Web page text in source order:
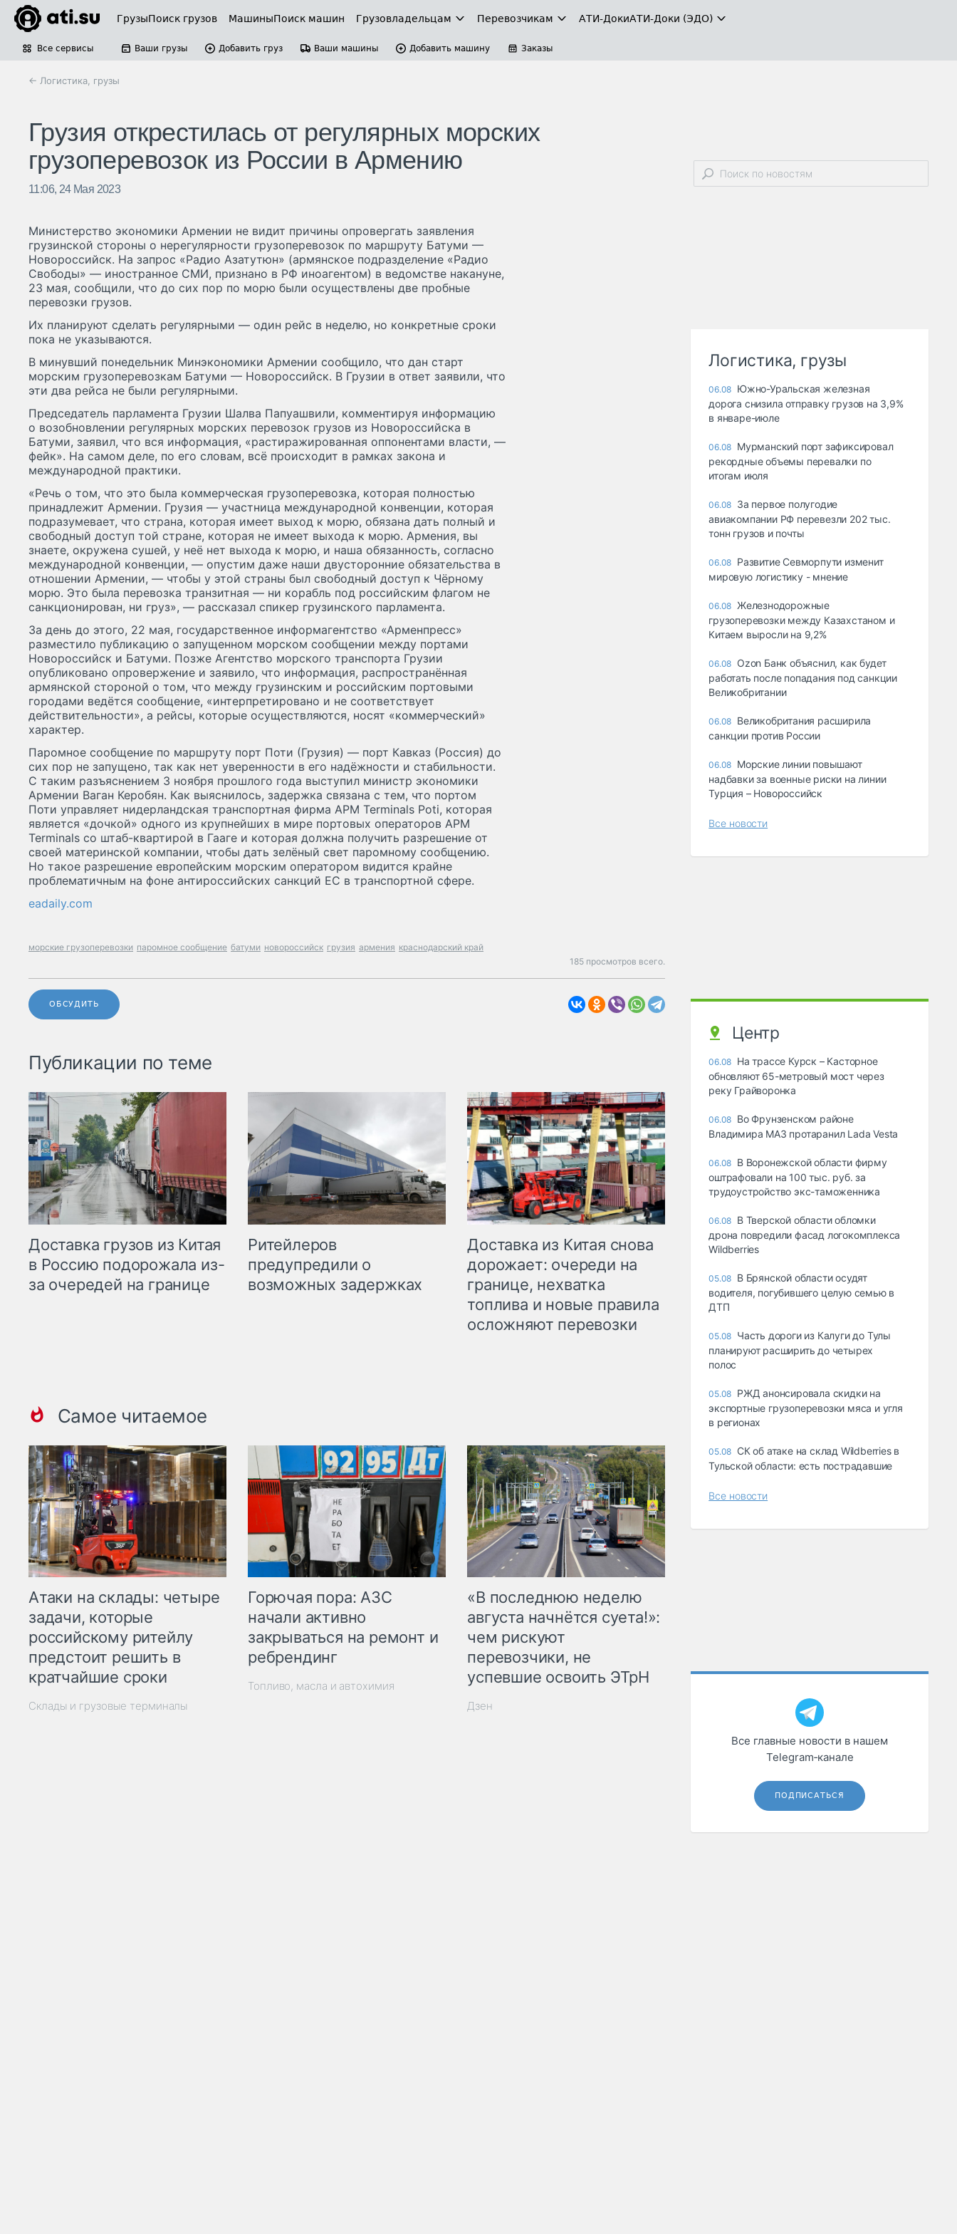
ГрузыПоиск грузов МашиныПоиск машин Грузовладельцам Перевозчикам АТИ-ДокиАТИ-Доки (ЭДО)
Все сервисы Ваши грузы Добавить груз Ваши машины Добавить машину Заказы
← Логистика, грузы
Грузия открестилась от регулярных морских
грузоперевозок из России в Армению
11:06, 24 Мая 2023
Министерство экономики Армении не видит причины опровергать заявления
грузинской стороны о нерегулярности грузоперевозок по маршруту Батуми —
Новороссийск. На запрос «Радио Азатутюн» (армянское подразделение «Радио
Свободы» — иностранное СМИ, признано в РФ иноагентом) в ведомстве накануне,
23 мая, сообщили, что до сих пор по морю были осуществлены две пробные
перевозки грузов.
Их планируют сделать регулярными — один рейс в неделю, но конкретные сроки
пока не указываются.
В минувший понедельник Минэкономики Армении сообщило, что дан старт
морским грузоперевозкам Батуми — Новороссийск. В Грузии в ответ заявили, что
эти два рейса не были регулярными.
Председатель парламента Грузии Шалва Папуашвили, комментируя информацию
о возобновлении регулярных морских перевозок грузов из Новороссийска в
Батуми, заявил, что вся информация, «растиражированная оппонентами власти, —
фейк». На самом деле, по его словам, всë происходит в рамках закона и
международной практики.
«Речь о том, что это была коммерческая грузоперевозка, которая полностью
принадлежит Армении. Грузия — участница международной конвенции, которая
подразумевает, что страна, которая имеет выход к морю, обязана дать полный и
свободный доступ той стране, которая не имеет выхода к морю. Армения, вы
знаете, окружена сушей, у неë нет выхода к морю, и наша обязанность, согласно
международной конвенции, — опустим даже наши двусторонние обязательства в
отношении Армении, — чтобы у этой страны был свободный доступ к Чëрному
морю. Это была перевозка транзитная — ни корабль под российским флагом не
санкционирован, ни груз», — рассказал спикер грузинского парламента.
За день до этого, 22 мая, государственное информагентство «Арменпресс»
разместило публикацию о запущенном морском сообщении между портами
Новороссийск и Батуми. Позже Агентство морского транспорта Грузии
опубликовано опровержение и заявило, что информация, распространëнная
армянской стороной о том, что между грузинским и российским портовыми
городами ведëтся сообщение, «интерпретировано и не соответствует
действительности», а рейсы, которые осуществляются, носят «коммерческий»
характер.
Паромное сообщение по маршруту порт Поти (Грузия) — порт Кавказ (Россия) до
сих пор не запущено, так как нет уверенности в его надëжности и стабильности.
С таким разъяснением 3 ноября прошлого года выступил министр экономики
Армении Ваган Керобян. Как выяснилось, задержка связана с тем, что портом
Поти управляет нидерландская транспортная фирма APM Terminals Poti, которая
является «дочкой» одного из крупнейших в мире портовых операторов APM
Terminals со штаб-квартирой в Гааге и которая должна получить разрешение от
своей материнской компании, чтобы дать зелёный свет паромному сообщению.
Но такое разрешение европейским морским оператором видится крайне
проблематичным на фоне антироссийских санкций ЕС в транспортной сфере.
eadaily.com
морские грузоперевозки паромное сообщение батуми новороссийск грузия армения краснодарский край
185 просмотров всего.
ОБСУДИТЬ
Публикации по теме
Доставка грузов из Китая
в Россию подорожала из-
за очередей на границе
Ритейлеров
предупредили о
возможных задержках
Доставка из Китая снова
дорожает: очереди на
границе, нехватка
топлива и новые правила
осложняют перевозки
Самое читаемое
Атаки на склады: четыре
задачи, которые
российскому ритейлу
предстоит решить в
кратчайшие сроки
Склады и грузовые терминалы
Горючая пора: АЗС
начали активно
закрываться на ремонт и
ребрендинг
Топливо, масла и автохимия
«В последнюю неделю
августа начнётся суета!»:
чем рискуют
перевозчики, не
успевшие освоить ЭТрН
Дзен
Логистика, грузы
06.08 Южно-Уральская железная
дорога снизила отправку грузов на 3,9%
в январе-июле
06.08 Мурманский порт зафиксировал
рекордные объемы перевалки по
итогам июля
06.08 За первое полугодие
авиакомпании РФ перевезли 202 тыс.
тонн грузов и почты
06.08 Развитие Севморпути изменит
мировую логистику - мнение
06.08 Железнодорожные
грузоперевозки между Казахстаном и
Китаем выросли на 9,2%
06.08 Ozon Банк объяснил, как будет
работать после попадания под санкции
Великобритании
06.08 Великобритания расширила
санкции против России
06.08 Морские линии повышают
надбавки за военные риски на линии
Турция – Новороссийск
Все новости
Центр
06.08 На трассе Курск – Касторное
обновляют 65-метровый мост через
реку Грайворонка
06.08 Во Фрунзенском районе
Владимира МАЗ протаранил Lada Vesta
06.08 В Воронежской области фирму
оштрафовали на 100 тыс. руб. за
трудоустройство экс-таможенника
06.08 В Тверской области обломки
дрона повредили фасад логокомплекса
Wildberries
05.08 В Брянской области осудят
водителя, погубившего целую семью в
ДТП
05.08 Часть дороги из Калуги до Тулы
планируют расширить до четырех
полос
05.08 РЖД анонсировала скидки на
экспортные грузоперевозки мяса и угля
в регионах
05.08 СК об атаке на склад Wildberries в
Тульской области: есть пострадавшие
Все новости
Все главные новости в нашем
Telegram‑канале
ПОДПИСАТЬСЯ